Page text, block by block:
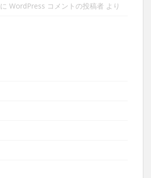
に WordPress コメントの投稿者 より